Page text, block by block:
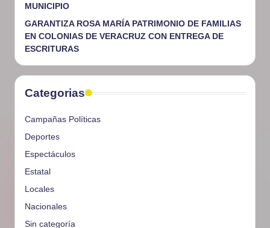
MUNICIPIO
GARANTIZA ROSA MARÍA PATRIMONIO DE FAMILIAS
EN COLONIAS DE VERACRUZ CON ENTREGA DE
ESCRITURAS
Categorias
Campañas Políticas
Deportes
Espectáculos
Estatal
Locales
Nacionales
Sin categoría